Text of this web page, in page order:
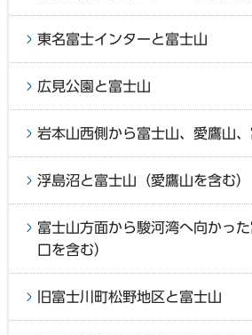
東名富士インターと富士山
広見公園と富士山
岩本山西側から富士山、愛鷹山
浮島沼と富士山（愛鷹山を含む）
富士山方面から駿河湾へ向かっ
口を含む）
旧富士川町松野地区と富士山